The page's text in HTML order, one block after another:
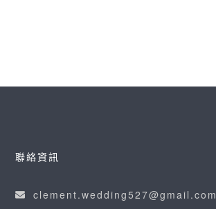
聯絡資訊
clement.wedding527@gmail.com